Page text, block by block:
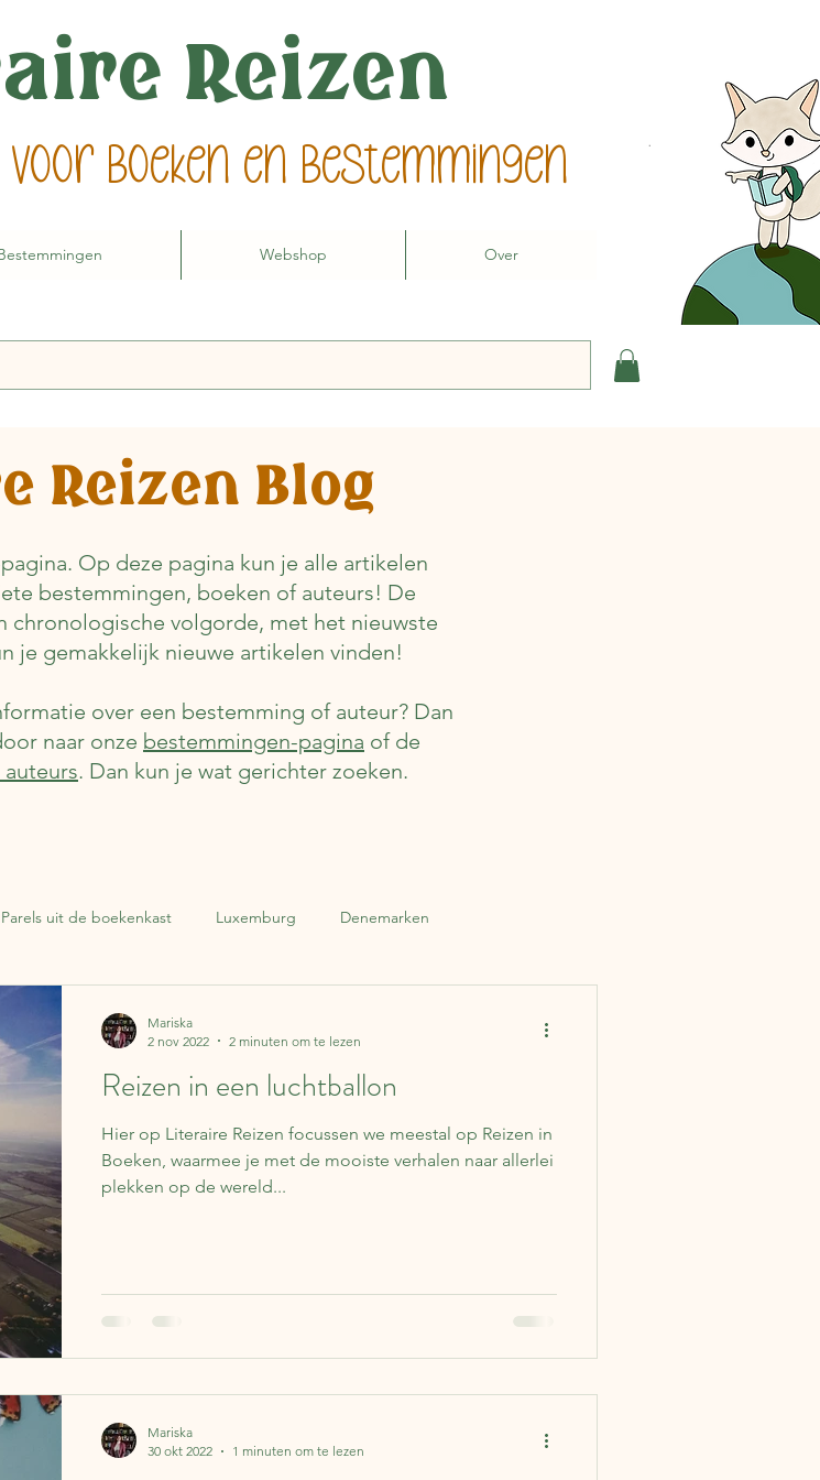
Reizen
boeken en bestemmingen
Webshop Over
Reizen Blog
Op deze pagina kun je alle artikelen
bestemmingen, boeken of auteurs! De
chronologische volgorde, met het nieuwste
je gemakkelijk nieuwe artikelen vinden!
over een bestemming of auteur? Dan
naar onze bestemmingen-pagina of de
. Dan kun je wat gerichter zoeken.
Parels uit de boekenkast Luxemburg Denemarken
IJsland Finland Nederland België
kalender Syrië Schotland
Reizen in een luchtballon
Hier op Literaire Reizen focussen we meestal op Reizen in
Boeken, waarmee je met de mooiste verhalen naar allerlei
plekken op de wereld...
Mariska
2 nov 2022
2 minuten om te lezen
Mariska
30 okt 2022
1 minuten om te lezen